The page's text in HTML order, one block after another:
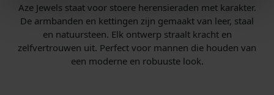
Aze Jewels staat voor stoere heren­sieraden met karakter.
De armbanden en kettingen zijn gemaakt van leer, staal
en natuursteen. Elk ontwerp straalt kracht en
zelfvertrouwen uit. Perfect voor mannen die houden van
een moderne en robuuste look.